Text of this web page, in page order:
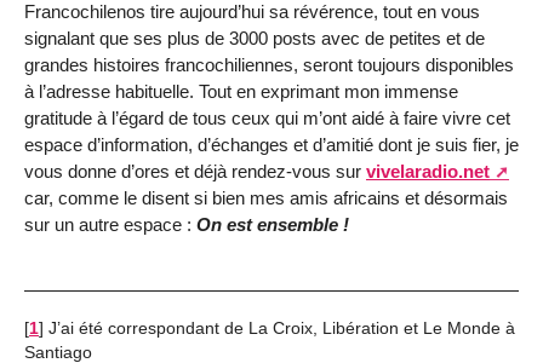
Francochilenos tire aujourd’hui sa révérence, tout en vous
signalant que ses plus de 3000 posts avec de petites et de
grandes histoires francochiliennes, seront toujours disponibles
à l’adresse habituelle. Tout en exprimant mon immense
gratitude à l’égard de tous ceux qui m’ont aidé à faire vivre cet
espace d’information, d’échanges et d’amitié dont je suis fier, je
vous donne d’ores et déjà rendez-vous sur vivelaradio.net
car, comme le disent si bien mes amis africains et désormais
sur un autre espace : On est ensemble !
[1] J’ai été correspondant de La Croix, Libération et Le Monde à
Santiago